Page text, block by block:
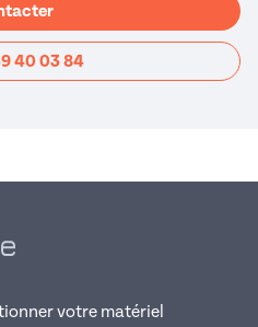
40 03 84
votre matériel